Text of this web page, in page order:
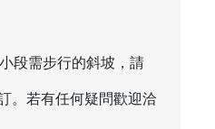
段需步行的斜坡，請
。若有任何疑問歡迎洽